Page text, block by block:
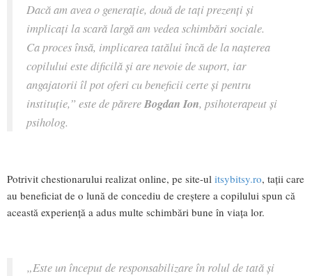
Dacă am avea o generație, două de tați prezenți și
implicați la scară largă am vedea schimbări sociale.
Ca proces însă, implicarea tatălui încă de la nașterea
copilului este dificilă și are nevoie de suport, iar
angajatorii îl pot oferi cu beneficii certe și pentru
instituție,” este de părereBogdan Ion, psihoterapeut și
psiholog.
Potrivit chestionarului realizat online, pe site-ul itsybitsy.ro, tații care
au beneficiat de o lună de concediu de creștere a copilului spun că
această experiență a adus multe schimbări bune în viața lor.
„Este un început de responsabilizare în rolul de tată și